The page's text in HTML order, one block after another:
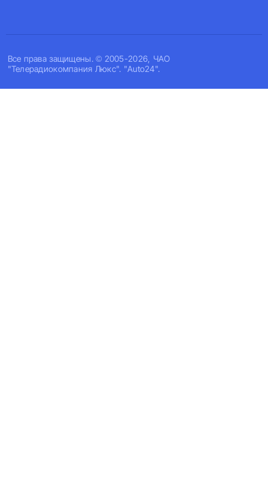
Все права защищены. © 2005-2026, ЧАО
"Телерадиокомпания Люкс". "Auto24".